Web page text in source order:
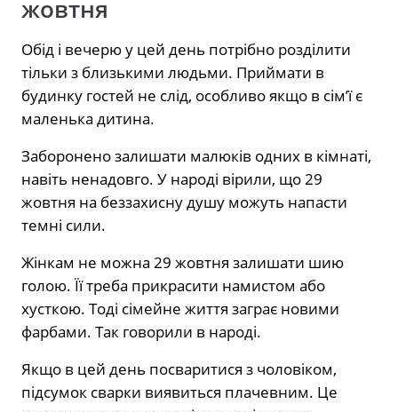
жовтня
Обід і вечерю у цей день потрібно розділити
тільки з близькими людьми. Приймати в
будинку гостей не слід, особливо якщо в сім’ї є
маленька дитина.
Заборонено залишати малюків одних в кімнаті,
навіть ненадовго. У народі вірили, що 29
жовтня на беззахисну душу можуть напасти
темні сили.
Жінкам не можна 29 жовтня залишати шию
голою. Її треба прикрасити намистом або
хусткою. Тоді сімейне життя заграє новими
фарбами. Так говорили в народі.
Якщо в цей день посваритися з чоловіком,
підсумок сварки виявиться плачевним. Це